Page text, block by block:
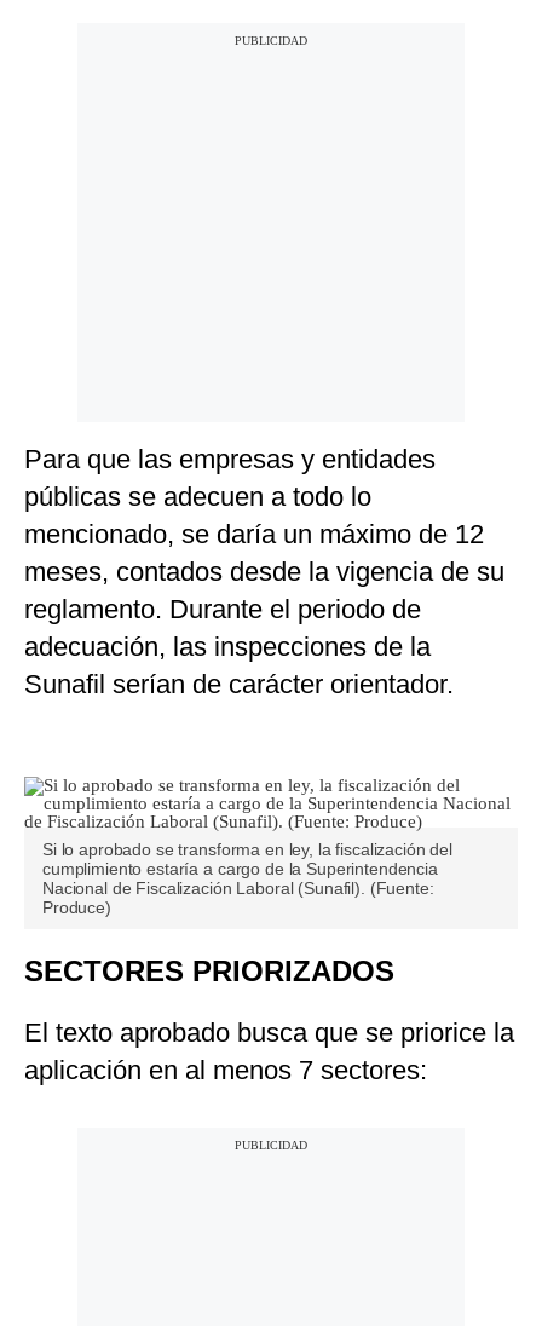
Para que las empresas y entidades
públicas se adecuen a todo lo
mencionado, se daría un máximo de 12
meses, contados desde la vigencia de su
reglamento. Durante el periodo de
adecuación, las inspecciones de la
Sunafil serían de carácter orientador.
Si lo aprobado se transforma en ley, la fiscalización del
cumplimiento estaría a cargo de la Superintendencia
Nacional de Fiscalización Laboral (Sunafil). (Fuente:
Produce)
SECTORES PRIORIZADOS
El texto aprobado busca que se priorice la
aplicación en al menos 7 sectores: